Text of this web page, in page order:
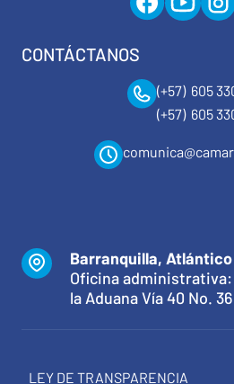
CONTÁCTANOS
(+57) 605
(+57) 605
Barranquilla, Atlántico
Oficina
la Aduana Vía 40 No. 36
LEY DE TRANSPARENCIA